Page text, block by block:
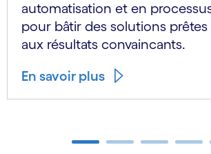
automatisation et en
pour bâtir des solutions prêtes
aux résultats convaincants.
En savoir plus